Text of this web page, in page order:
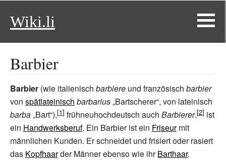
Wiki.li
Barbier
Barbier (wie italienisch barbiere und französisch barbier
von spätlateinisch barbarius„Bartscherer“, von lateinisch
barba„Bart“), frühneuhochdeutsch auch Barbierer,
ist
ein Handwerksberuf. Ein Barbier ist ein Friseurmit
männlichen Kunden. Er schneidet und frisiert oder rasiert
das Kopfhaarder Männer ebenso wie ihrBarthaar.